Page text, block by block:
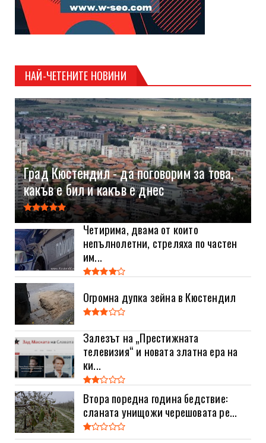
НАЙ-ЧЕТЕНИТЕ НОВИНИ
Град Кюстендил - да поговорим за това,
какъв е бил и какъв е днес
Четирима, двама от които
непълнолетни, стреляха по частен
им...
Огромна дупка зейна в Кюстендил
Залезът на „Престижната
телевизия“ и новата златна ера на
ки...
Втора поредна година бедствие:
сланата унищожи черешовата ре...